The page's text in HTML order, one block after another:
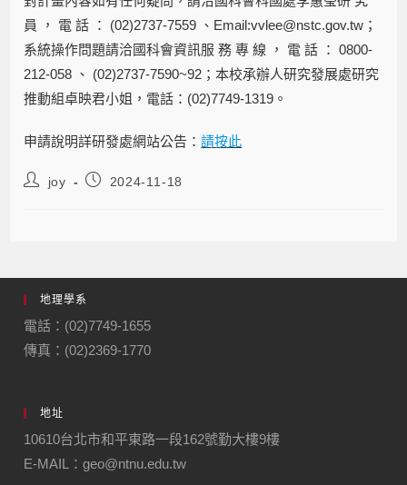
員 ， 電 話 ： (02)2737-7559 、Email:vvlee@nstc.gov.tw；
系統操作問題請洽國科會資訊服 務 專 線 ， 電 話 ： 0800-
212-058 、 (02)2737-7590~92；本校承辦人研究發展處研究
推動組卓映君小姐，電話：(02)7749-1319。
申請說明詳研發處網站公告：請按此
joy 2024-11-18
地理學系
電話：(02)7749-1655
傳真：(02)2369-1770
地址
10610台北市和平東路一段162號勤大樓9樓
E-MAIL：geo@ntnu.edu.tw